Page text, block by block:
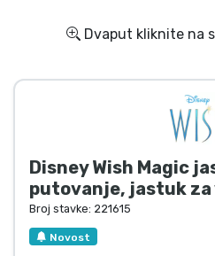
Dvaput kliknite na
Disney Wish Magic
putovanje, jastuk
Broj stavke: 221615
Novost
Crtani proizvodi
Anime proizvodi
Sportski proizvodi
Glazbeni proizvodi